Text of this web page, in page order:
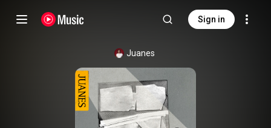
Sign in
Juanes